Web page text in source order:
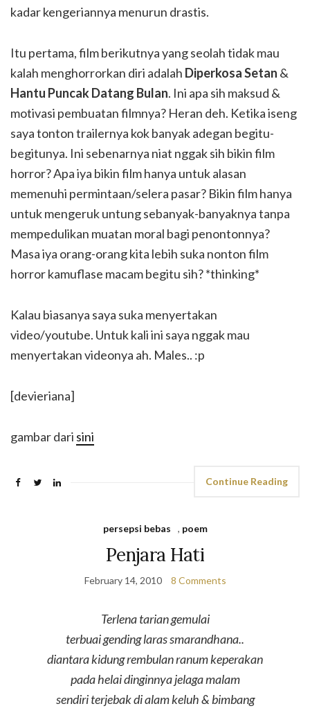
kadar kengeriannya menurun drastis.
Itu pertama, film berikutnya yang seolah tidak mau
kalah menghorrorkan diri adalah Diperkosa Setan &
Hantu Puncak Datang Bulan. Ini apa sih maksud &
motivasi pembuatan filmnya? Heran deh. Ketika iseng
saya tonton trailernya kok banyak adegan begitu-
begitunya. Ini sebenarnya niat nggak sih bikin film
horror? Apa iya bikin film hanya untuk alasan
memenuhi permintaan/selera pasar? Bikin film hanya
untuk mengeruk untung sebanyak-banyaknya tanpa
mempedulikan muatan moral bagi penontonnya?
Masa iya orang-orang kita lebih suka nonton film
horror kamuflase macam begitu sih? *thinking*
Kalau biasanya saya suka menyertakan
video/youtube. Untuk kali ini saya nggak mau
menyertakan videonya ah. Males.. :p
[devieriana]
gambar dari sini
Continue Reading
persepsi bebas , poem
Penjara Hati
February 14, 2010 8 Comments
Terlena tarian gemulai
terbuai gending laras smarandhana..
diantara kidung rembulan ranum keperakan
pada helai dinginnya jelaga malam
sendiri terjebak di alam keluh & bimbang